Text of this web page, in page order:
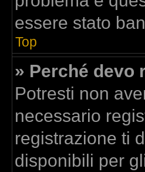
essere stato
Top
» Perché devo
Potresti non
necessario
registrazione ti
disponibili per